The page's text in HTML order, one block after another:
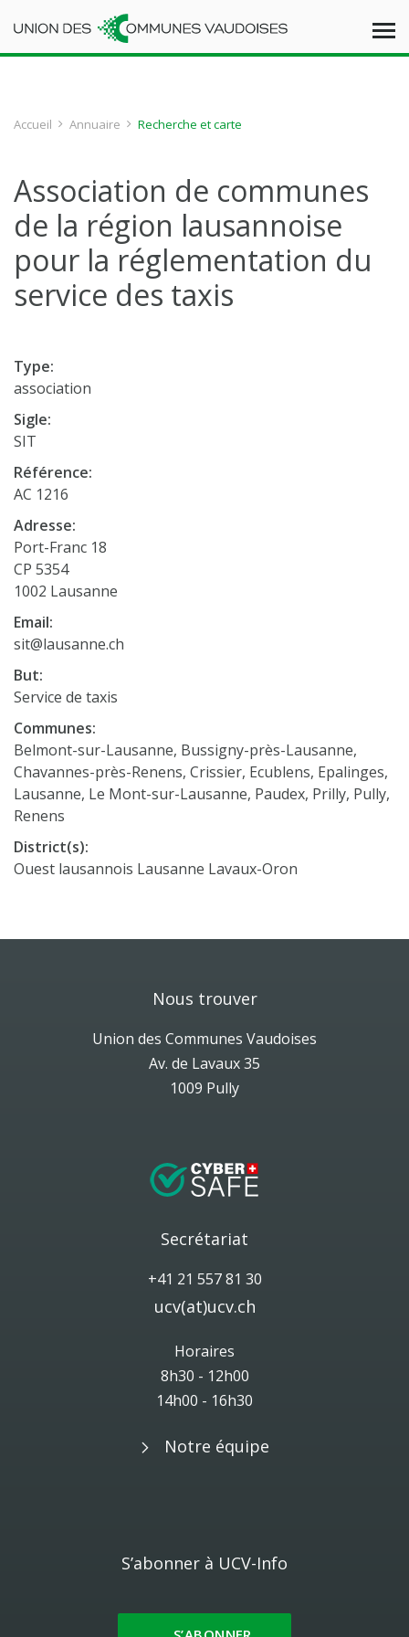
Accueil Annuaire Recherche et carte
Association de communes
de la région lausannoise
pour la réglementation du
service des taxis
Type:
association
Sigle:
SIT
Référence:
AC 1216
Adresse:
Port-Franc 18
CP 5354
1002 Lausanne
Email:
sit@lausanne.ch
But:
Service de taxis
Communes:
Belmont-sur-Lausanne, Bussigny-près-Lausanne,
Chavannes-près-Renens, Crissier, Ecublens, Epalinges,
Lausanne, Le Mont-sur-Lausanne, Paudex, Prilly, Pully,
Renens
District(s):
Ouest lausannois Lausanne Lavaux-Oron
Nous trouver
Union des Communes Vaudoises
Av. de Lavaux 35
1009 Pully
Secrétariat
+41 21 557 81 30
ucv(at)ucv.ch
Horaires
8h30 - 12h00
14h00 - 16h30
Notre équipe
S’abonner à UCV-Info